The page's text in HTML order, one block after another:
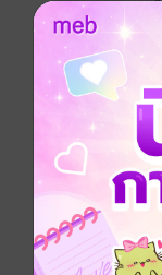
ทำให้อาชวินพ
ไม่เคยมีวันใดที่
เพราะบางอย่
เปลี่ยนเป็นความ
สำหรับผู้ชายที่
ในความรู้สึกข
ที่เธอไม่รักอีกต่
นี้มันได้ถูกยกเลิ
ช่วงเวลาที่เขา
กลับไปแก้ไขไ